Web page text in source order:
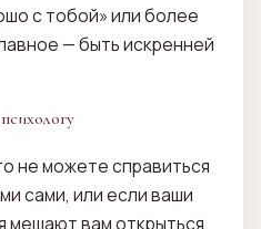
с тобой» или более
— быть искренней
не можете справиться
сами, или если ваши
мешают вам открыться,